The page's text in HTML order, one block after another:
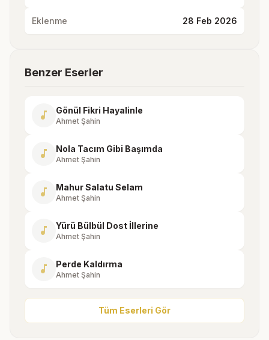
Eklenme 28 Feb 2026
Benzer Eserler
music_note Gönül Fikri Hayalinle
Ahmet Şahin
music_note Nola Tacım Gibi Başımda
Ahmet Şahin
music_note Mahur Salatu Selam
Ahmet Şahin
music_note Yürü Bülbül Dost İllerine
Ahmet Şahin
music_note Perde Kaldırma
Ahmet Şahin
Tüm Eserleri Gör